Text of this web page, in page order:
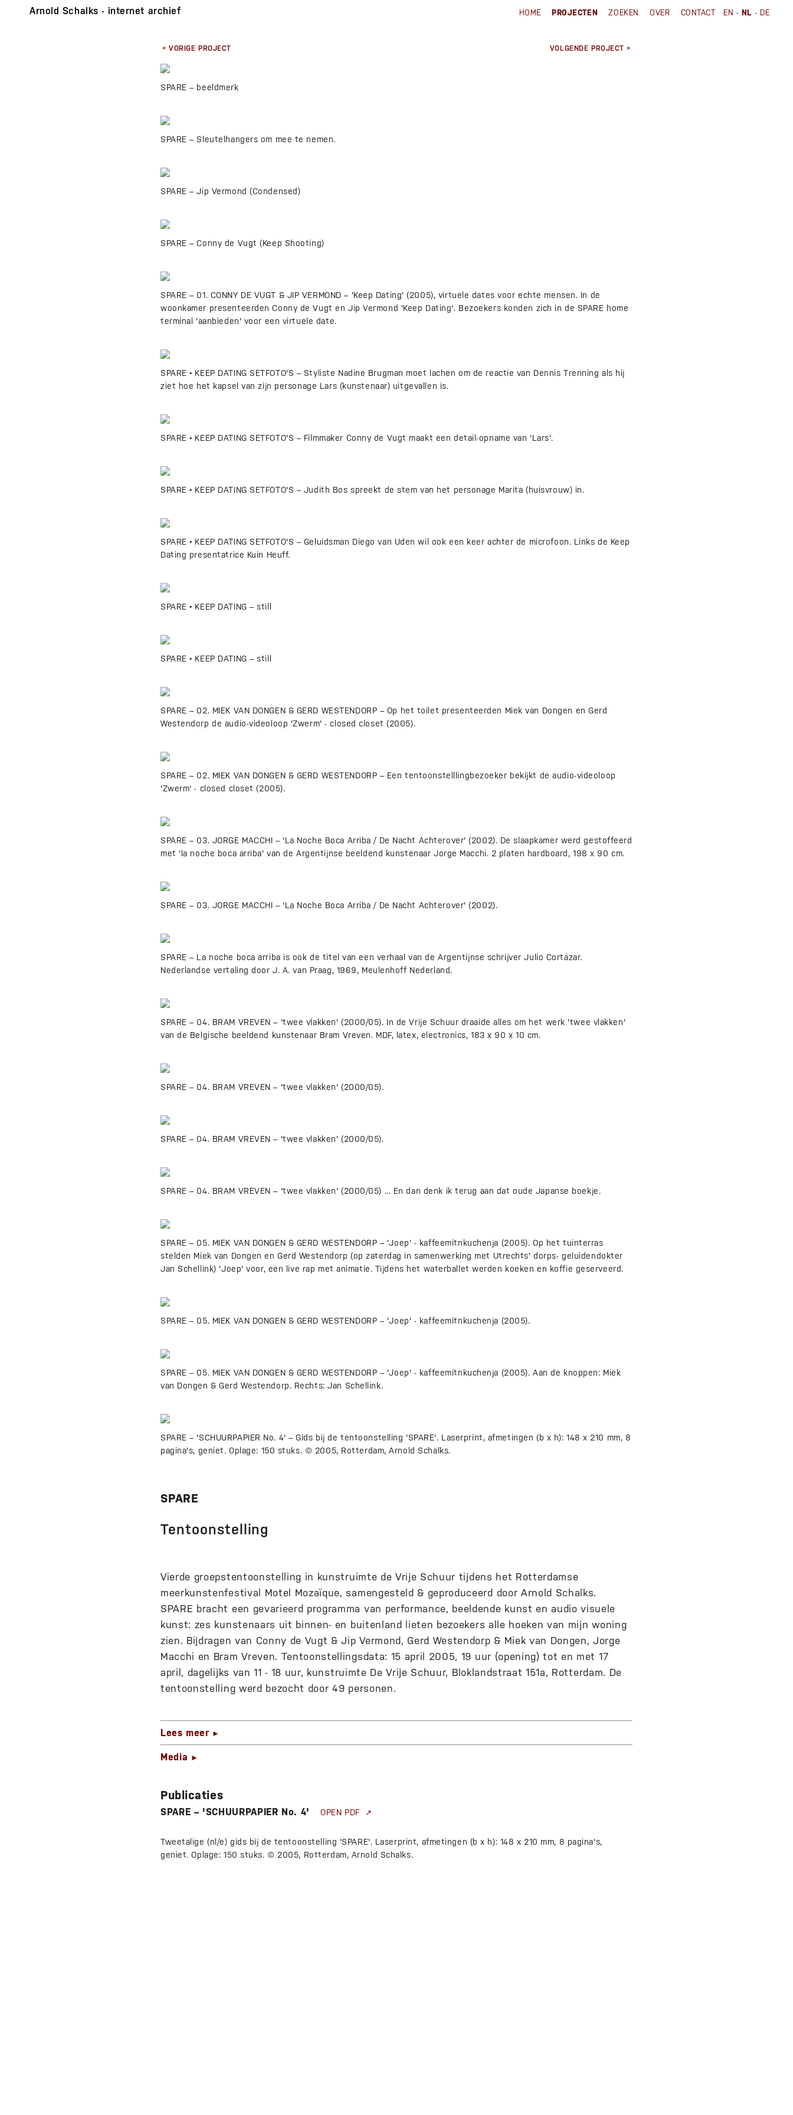
Arnold Schalks - internet archief HOME PROJECTEN ZOEKEN OVER CONTACT EN - NL - DE
< VORIGE PROJECT VOLGENDE PROJECT >
SPARE – beeldmerk
SPARE – Sleutelhangers om mee te nemen.
SPARE – Jip Vermond (Condensed)
SPARE – Conny de Vugt (Keep Shooting)
SPARE – 01. CONNY DE VUGT & JIP VERMOND – 'Keep Dating' (2005), virtuele dates voor echte mensen. In de
woonkamer presenteerden Conny de Vugt en Jip Vermond 'Keep Dating'. Bezoekers konden zich in de SPARE home
terminal 'aanbieden' voor een virtuele date.
SPARE • KEEP DATING SETFOTO'S – Styliste Nadine Brugman moet lachen om de reactie van Dennis Trenning als hij
ziet hoe het kapsel van zijn personage Lars (kunstenaar) uitgevallen is.
SPARE • KEEP DATING SETFOTO'S – Filmmaker Conny de Vugt maakt een detail-opname van 'Lars'.
SPARE • KEEP DATING SETFOTO'S – Judith Bos spreekt de stem van het personage Marita (huisvrouw) in.
SPARE • KEEP DATING SETFOTO'S – Geluidsman Diego van Uden wil ook een keer achter de microfoon. Links de Keep
Dating presentatrice Kuin Heuff.
SPARE • KEEP DATING – still
SPARE • KEEP DATING – still
SPARE – 02. MIEK VAN DONGEN & GERD WESTENDORP – Op het toilet presenteerden Miek van Dongen en Gerd
Westendorp de audio-videoloop 'Zwerm' - closed closet (2005).
SPARE – 02. MIEK VAN DONGEN & GERD WESTENDORP – Een tentoonstelllingbezoeker bekijkt de audio-videoloop
'Zwerm' - closed closet (2005).
SPARE – 03. JORGE MACCHI – 'La Noche Boca Arriba / De Nacht Achterover' (2002). De slaapkamer werd gestoffeerd
met 'la noche boca arriba' van de Argentijnse beeldend kunstenaar Jorge Macchi. 2 platen hardboard, 198 x 90 cm.
SPARE – 03. JORGE MACCHI – 'La Noche Boca Arriba / De Nacht Achterover' (2002).
SPARE – La noche boca arriba is ook de titel van een verhaal van de Argentijnse schrijver Julio Cortázar.
Nederlandse vertaling door J. A. van Praag, 1969, Meulenhoff Nederland.
SPARE – 04. BRAM VREVEN – 'twee vlakken' (2000/05). In de Vrije Schuur draaide alles om het werk 'twee vlakken'
van de Belgische beeldend kunstenaar Bram Vreven. MDF, latex, electronics, 183 x 90 x 10 cm.
SPARE – 04. BRAM VREVEN – 'twee vlakken' (2000/05).
SPARE – 04. BRAM VREVEN – 'twee vlakken' (2000/05).
SPARE – 04. BRAM VREVEN – 'twee vlakken' (2000/05) ... En dan denk ik terug aan dat oude Japanse boekje.
SPARE – 05. MIEK VAN DONGEN & GERD WESTENDORP – 'Joep' - kaffeemitnkuchenja (2005). Op het tuinterras
stelden Miek van Dongen en Gerd Westendorp (op zaterdag in samenwerking met Utrechts' dorps- geluidendokter
Jan Schellink) 'Joep' voor, een live rap met animatie. Tijdens het waterballet werden koeken en koffie geserveerd.
SPARE – 05. MIEK VAN DONGEN & GERD WESTENDORP – 'Joep' - kaffeemitnkuchenja (2005).
SPARE – 05. MIEK VAN DONGEN & GERD WESTENDORP – 'Joep' - kaffeemitnkuchenja (2005). Aan de knoppen: Miek
van Dongen & Gerd Westendorp. Rechts: Jan Schellink.
SPARE – 'SCHUURPAPIER No. 4' – Gids bij de tentoonstelling 'SPARE'. Laserprint, afmetingen (b x h): 148 x 210 mm, 8
pagina's, geniet. Oplage: 150 stuks. © 2005, Rotterdam, Arnold Schalks.
SPARE
Tentoonstelling
Vierde groepstentoonstelling in kunstruimte de Vrije Schuur tijdens het Rotterdamse
meerkunstenfestival Motel Mozaïque, samengesteld & geproduceerd door Arnold Schalks.
SPARE bracht een gevarieerd programma van performance, beeldende kunst en audio visuele
kunst: zes kunstenaars uit binnen- en buitenland lieten bezoekers alle hoeken van mijn woning
zien. Bijdragen van Conny de Vugt & Jip Vermond, Gerd Westendorp & Miek van Dongen, Jorge
Macchi en Bram Vreven. Tentoonstellingsdata: 15 april 2005, 19 uur (opening) tot en met 17
april, dagelijks van 11 - 18 uur, kunstruimte De Vrije Schuur, Bloklandstraat 151a, Rotterdam. De
tentoonstelling werd bezocht door 49 personen.
Lees meer ►
Media ►
Publicaties
SPARE – 'SCHUURPAPIER No. 4' OPEN PDF
Tweetalige (nl/e) gids bij de tentoonstelling 'SPARE'. Laserprint, afmetingen (b x h): 148 x 210 mm, 8 pagina's,
geniet. Oplage: 150 stuks. © 2005, Rotterdam, Arnold Schalks.